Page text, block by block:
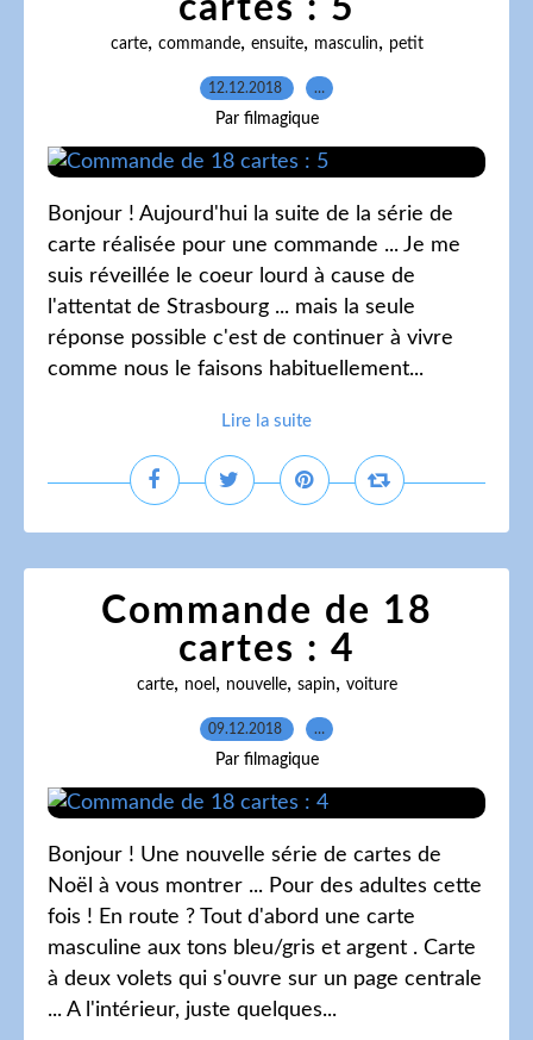
cartes : 5
carte, commande, ensuite, masculin, petit
12.12.2018 …
Par filmagique
Bonjour ! Aujourd'hui la suite de la série de
carte réalisée pour une commande ... Je me
suis réveillée le coeur lourd à cause de
l'attentat de Strasbourg ... mais la seule
réponse possible c'est de continuer à vivre
comme nous le faisons habituellement...
Lire la suite
Commande de 18
cartes : 4
carte, noel, nouvelle, sapin, voiture
09.12.2018 …
Par filmagique
Bonjour ! Une nouvelle série de cartes de
Noël à vous montrer ... Pour des adultes cette
fois ! En route ? Tout d'abord une carte
masculine aux tons bleu/gris et argent . Carte
à deux volets qui s'ouvre sur un page centrale
... A l'intérieur, juste quelques...